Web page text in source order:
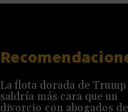
La flota dorada de Trump
saldría más cara que un
divorcio con abogados